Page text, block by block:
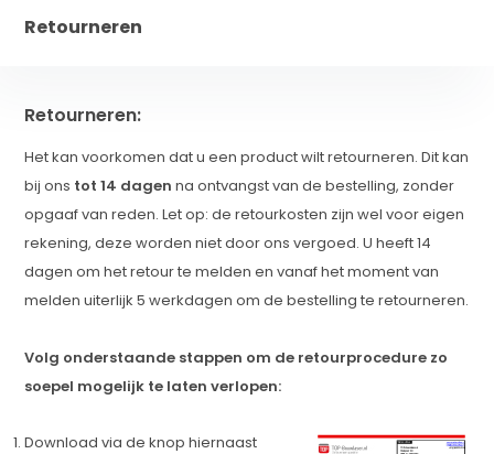
Retourneren
Retourneren:
Het kan voorkomen dat u een product wilt retourneren. Dit kan
bij ons tot 14 dagen na ontvangst van de bestelling, zonder
opgaaf van reden. Let op: de retourkosten zijn wel voor eigen
rekening, deze worden niet door ons vergoed. U heeft 14
dagen om het retour te melden en vanaf het moment van
melden uiterlijk 5 werkdagen om de bestelling te retourneren.
Volg onderstaande stappen om de retourprocedure zo
soepel mogelijk te laten verlopen:
Download via de knop hiernaast